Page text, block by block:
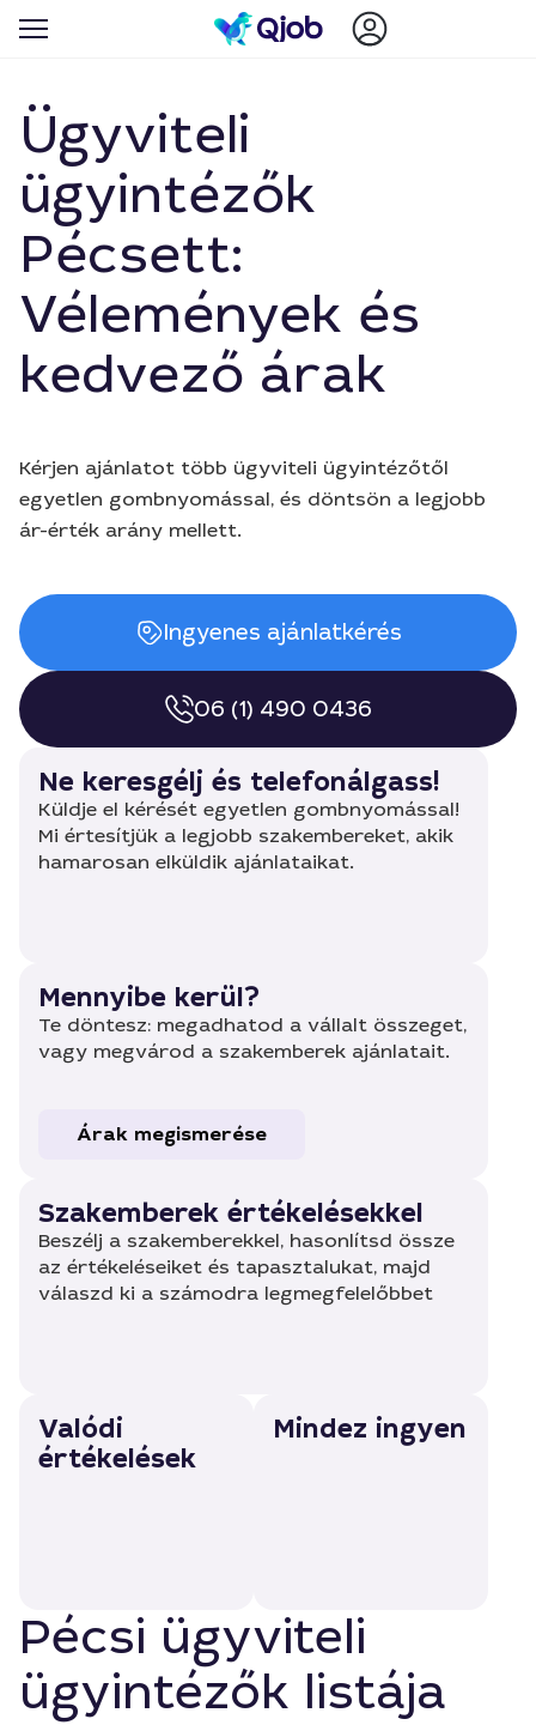
Ügyviteli
ügyintézők
Pécsett:
Vélemények és
kedvező árak
Kérjen ajánlatot több ügyviteli ügyintézőtől
egyetlen gombnyomással, és döntsön a legjobb
ár-érték arány mellett.
Ingyenes ajánlatkérés
06 (1) 490 0436
Ne keresgélj és telefonálgass!
Küldje el kérését egyetlen gombnyomással!
Mi értesítjük a legjobb szakembereket, akik
hamarosan elküldik ajánlataikat.
Mennyibe kerül?
Te döntesz: megadhatod a vállalt összeget,
vagy megvárod a szakemberek ajánlatait.
Árak megismerése
Szakemberek értékelésekkel
Beszélj a szakemberekkel, hasonlítsd össze
az értékeléseiket és tapasztalukat, majd
válaszd ki a számodra legmegfelelőbbet
Valódi
értékelések
Mindez ingyen
Pécsi ügyviteli
ügyintézők listája